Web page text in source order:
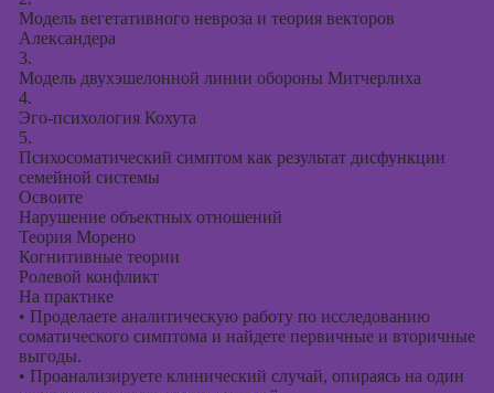
Модель вегетативного невроза и теория векторов
Александера
3.
Модель двухэшелонной линии обороны Митчерлиха
4.
Эго-психология Кохута
5.
Психосоматический симптом как результат дисфункции
семейной системы
Освоите
Нарушение объектных отношений
Теория Морено
Когнитивные теории
Ролевой конфликт
На практике
• Проделаете аналитическую работу по исследованию
соматического симптома и найдете первичные и вторичные
выгоды.
• Проанализируете клинический случай, опираясь на один